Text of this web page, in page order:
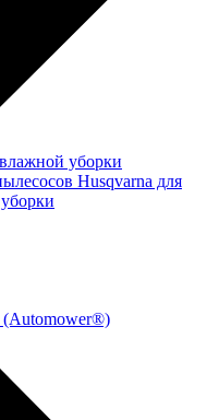
уборки
Husqvarna для
(Automower®)